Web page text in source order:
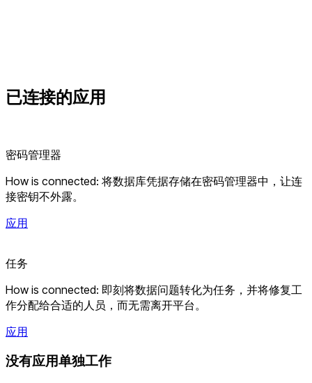
已连接的应用
密码管理器
How is connected: 将数据库凭据存储在密码管理器中，让连
接密钥不外露。
应用
任务
How is connected: 即刻将数据问题转化为任务，并将修复工
作分配给合适的人员，而无需离开平台。
应用
没有应用单独工作